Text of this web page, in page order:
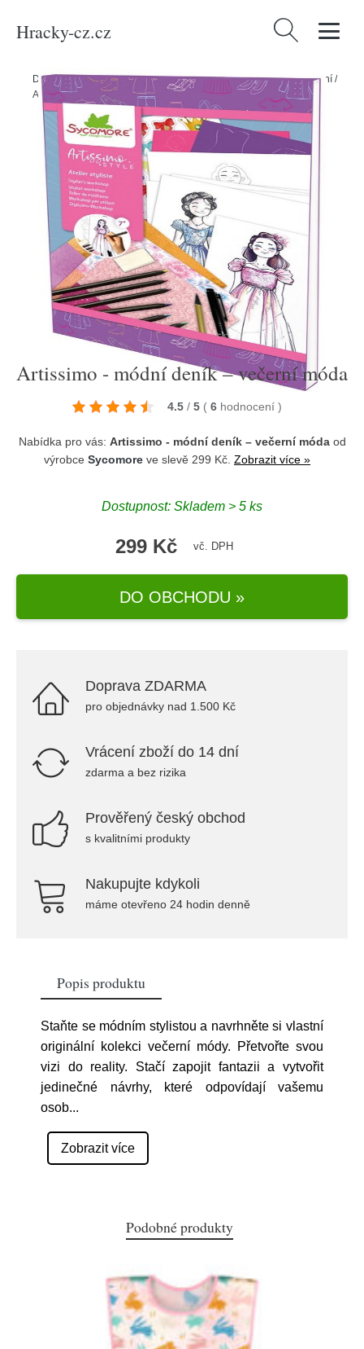
Hracky-cz.cz Vyhledávání
Domů / Produkty/Umění a zábava/Hobby, hudba a výtvarné umění /
Artissimo - módní deník – večerní móda
Artissimo - módní deník – večerní móda
4.5 / 5 ( 6 hodnocení )
Nabídka pro vás: Artissimo - módní deník – večerní módaod
výrobce Sycomore ve slevě 299 Kč. Zobrazit více »
Dostupnost: Skladem > 5 ks
299 Kč vč. DPH
DO OBCHODU »
Doprava ZDARMA
pro objednávky nad 1.500 Kč
Vrácení zboží do 14 dní
zdarma a bez rizika
Prověřený český obchod
s kvalitními produkty
Nakupujte kdykoli
máme otevřeno 24 hodin denně
Popis produktu
Staňte se módním stylistou a navrhněte si vlastní
originální kolekci večerní módy. Přetvořte svou
vizi do reality. Stačí zapojit fantazii a vytvořit
jedinečné návrhy, které odpovídají vašemu
osob...
Zobrazit více
Podobné produkty